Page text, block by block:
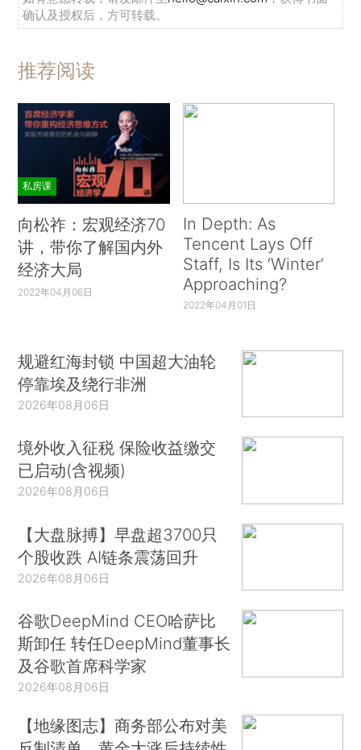
确认及授权后，方可转载。
推荐阅读
私房课
向松祚：宏观经济70
讲，带你了解国内外
经济大局
2022年04月06日
In Depth: As
Tencent Lays Off
Staff, Is Its ‘Winter’
Approaching?
2022年04月01日
规避红海封锁 中国超大油轮
停靠埃及绕行非洲
2026年08月06日
境外收入征税 保险收益缴交
已启动(含视频)
2026年08月06日
【大盘脉搏】早盘超3700只
个股收跌 AI链条震荡回升
2026年08月06日
谷歌DeepMind CEO哈萨比
斯卸任 转任DeepMind董事长
及谷歌首席科学家
2026年08月06日
【地缘图志】商务部公布对美